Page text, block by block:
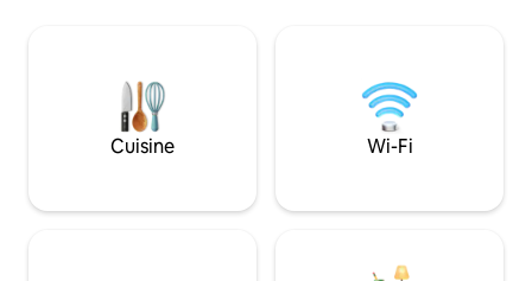
Cuisine Wi-Fi